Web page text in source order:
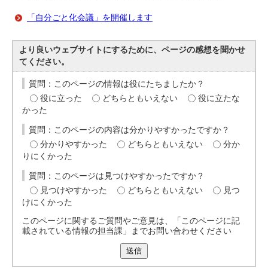
「自分ごと化会議」を開催します
より良いウェブサイトにするために、ページの感想を聞かせ
てください。
質問：このページの情報は役にたちましたか？
役に立った
どちらともいえない
役に立たな
かった
質問：このページの内容は分かりやすかったですか？
分かりやすかった
どちらともいえない
分か
りにくかった
質問：このページは見つけやすかったですか？
見つけやすかった
どちらともいえない
見つ
けにくかった
このページに関するご質問やご意見は、「このページに記
載されている情報の担当課」までお問い合わせください
送信